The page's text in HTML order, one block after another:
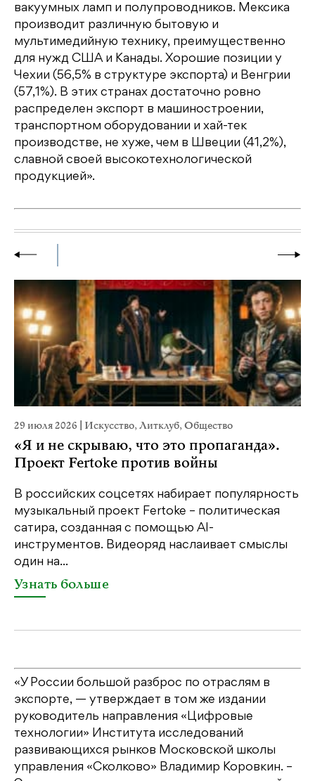
вакуумных ламп и полупроводников. Мексика
производит различную бытовую и
мультимедийную технику, преимущественно
для нужд США и Канады. Хорошие позиции у
Чехии (56,5% в структуре экспорта) и Венгрии
(57,1%). В этих странах достаточно ровно
распределен экспорт в машиностроении,
транспортном оборудовании и хай-тек
производстве, не хуже, чем в Швеции (41,2%),
славной своей высокотехнологической
продукцией».
29 июля 2026 Искусство,Литклуб,Общество
«Я и не скрываю, что это пропаганда».
Проект Fertoke против войны
В российских соцсетях набирает популярность
музыкальный проект Fertoke – политическая
сатира, созданная с помощью AI-
инструментов. Видеоряд наслаивает смыслы
один на...
Узнать больше
«У России большой разброс по отраслям в
экспорте, — утверждает в том же издании
руководитель направления «Цифровые
технологии» Института исследований
развивающихся рынков Московской школы
управления «Сколково» Владимир Коровкин. –